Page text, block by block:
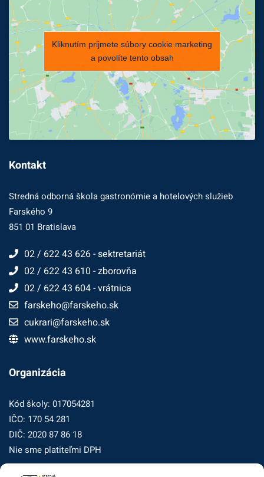
Kliknutím prijmete súbory cookie marketing
a povolíte tento obsah
Kontakt
Stredná odborná škola gastronómie a hotelových služieb
Farského 9
851 01 Bratislava
02 / 622 43 626 - sektretariát
02 / 622 43 610 - zborovňa
02 / 622 43 604 - vrátnica
farskeho@farskeho.sk
cukrari@farskeho.sk
www.farskeho.sk
Organizácia
Kód školy: 017054281
IČO: 170 54 281
DIČ: 2020 87 86 18
Nie sme platiteľmi DPH